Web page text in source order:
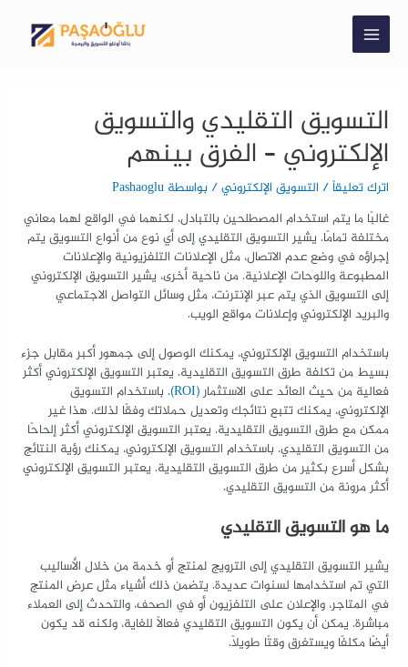
التسويق التقليدي والتسويق
الإلكتروني – الفرق بينهم
اترك تعليقاً/ التسويق الإلكتروني/ بواسطة Pashaoglu
غالبًا ما يتم استخدام المصطلحين بالتبادل، لكنهما في الواقع لهما معاني
مختلفة تمامًا. يشير التسويق التقليدي إلى أي نوع من أنواع التسويق يتم
إجراؤه في وضع عدم الاتصال، مثل الإعلانات التلفزيونية والإعلانات
المطبوعة واللوحات الإعلانية. من ناحية أخرى، يشير التسويق الإلكتروني
إلى التسويق الذي يتم عبر الإنترنت، مثل وسائل التواصل الاجتماعي
والبريد الإلكتروني وإعلانات مواقع الويب.
باستخدام التسويق الإلكتروني، يمكنك الوصول إلى جمهور أكبر مقابل جزء
بسيط من تكلفة طرق التسويق التقليدية. يعتبر التسويق الإلكتروني أكثر
فعالية من حيث العائد على الاستثمار(ROI)
. باستخدام التسويق
الإلكتروني، يمكنك تتبع نتائجك وتعديل حملاتك وفقًا لذلك. هذا غير
ممكن مع طرق التسويق التقليدية. يعتبر التسويق الإلكتروني أكثر إلحاحًا
من التسويق التقليدي. باستخدام التسويق الإلكتروني، يمكنك رؤية النتائج
بشكل أسرع بكثير من طرق التسويق التقليدية. يعتبر التسويق الإلكتروني
أكثر مرونة من التسويق التقليدي.
ما هو التسويق التقليدي
يشير التسويق التقليدي إلى الترويج لمنتج أو خدمة من خلال الأساليب
التي تم استخدامها لسنوات عديدة. يتضمن ذلك أشياء مثل عرض المنتج
في المتاجر، والإعلان على التلفزيون أو في الصحف، والتحدث إلى العملاء
مباشرة. يمكن أن يكون التسويق التقليدي فعالًا للغاية، ولكنه قد يكون
أيضًا مكلفًا ويستغرق وقتًا طويلاً.